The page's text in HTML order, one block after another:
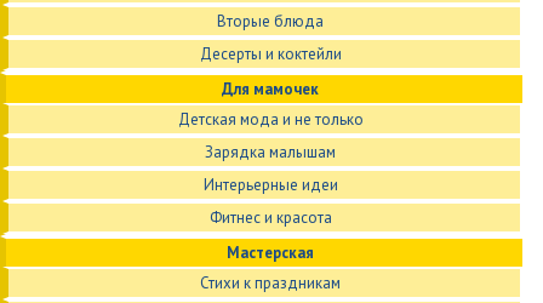
Вторые блюда
Десерты и коктейли
Для мамочек
Детская мода и не только
Зарядка малышам
Интерьерные идеи
Фитнес и красота
Мастерская
Стихи к праздникам